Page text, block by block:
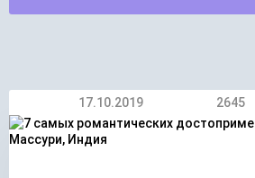
17.10.2019 2645